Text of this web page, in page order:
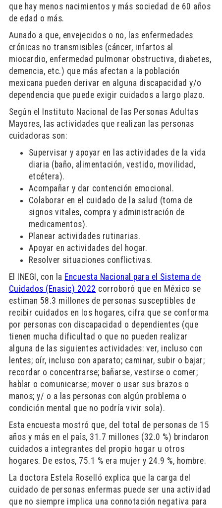
que hay menos nacimientos y más sociedad de 60 años
de edad o más.
Aunado a que, envejecidos o no, las enfermedades
crónicas no transmisibles (cáncer, infartos al
miocardio, enfermedad pulmonar obstructiva, diabetes,
demencia, etc.) que más afectan a la población
mexicana pueden derivar en alguna discapacidad y/o
dependencia que puede exigir cuidados a largo plazo.
Según el Instituto Nacional de las Personas Adultas
Mayores, las actividades que realizan las personas
cuidadoras son:
Supervisar y apoyar en las actividades de la vida
diaria (baño, alimentación, vestido, movilidad,
etcétera).
Acompañar y dar contención emocional.
Colaborar en el cuidado de la salud (toma de
signos vitales, compra y administración de
medicamentos).
Planear actividades rutinarias.
Apoyar en actividades del hogar.
Resolver situaciones conflictivas.
El INEGI, con la Encuesta Nacional para el Sistema de
Cuidados (Enasic) 2022 corroboró que en México se
estiman 58.3 millones de personas susceptibles de
recibir cuidados en los hogares, cifra que se conforma
por personas con discapacidad o dependientes (que
tienen mucha dificultad o que no pueden realizar
alguna de las siguientes actividades: ver, incluso con
lentes; oír, incluso con aparato; caminar, subir o bajar;
recordar o concentrarse; bañarse, vestirse o comer;
hablar o comunicarse; mover o usar sus brazos o
manos; y/ o a las personas con algún problema o
condición mental que no podría vivir sola).
Esta encuesta mostró que, del total de personas de 15
años y más en el país, 31.7 millones (32.0 %) brindaron
cuidados a integrantes del propio hogar u otros
hogares. De estos, 75.1 % era mujer y 24.9 %, hombre.
La doctora Estela Roselló explica que la carga del
cuidado de personas enfermas puede ser una actividad
que no siempre implica una connotación negativa para